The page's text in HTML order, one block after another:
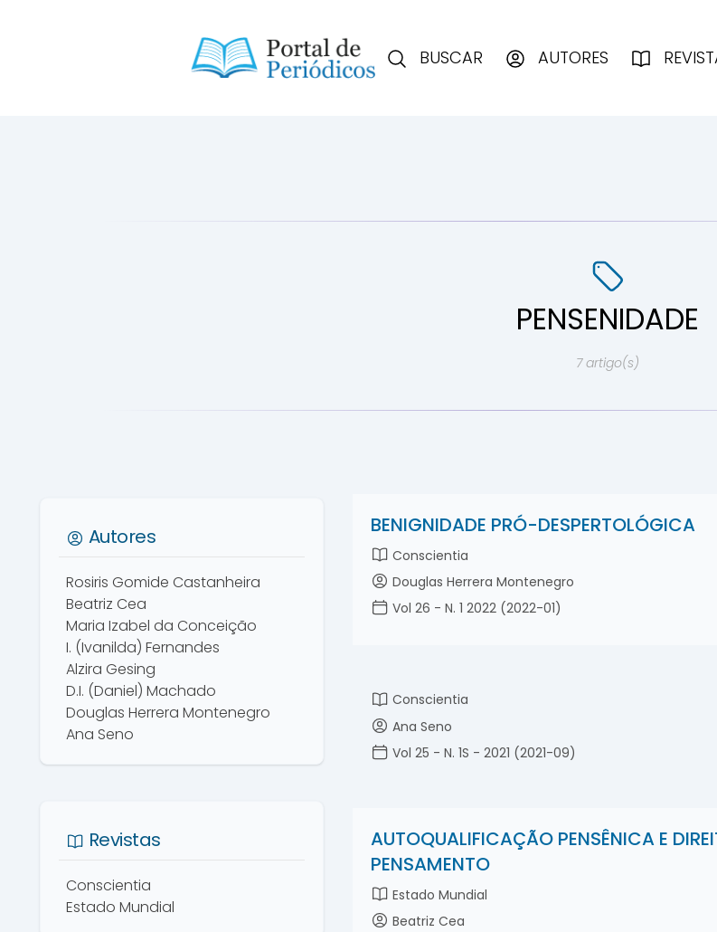
Portal de Periódicos da Conscienciologia
BUSCAR AUTORES
PENSENIDADE
7 artigo(s)
Autores
Rosiris Gomide Castanheira
Beatriz Cea
Maria Izabel da Conceição
I. (Ivanilda) Fernandes
Alzira Gesing
D.I. (Daniel) Machado
Douglas Herrera Montenegro
Ana Seno
Revistas
Conscientia
Estado Mundial
BENIGNIDADE PRÓ-DESPERTOLÓGICA
Conscientia
Douglas Herrera Montenegro
Vol 26 - N. 1 2022 (2022-01)
Conscientia
Ana Seno
Vol 25 - N. 1S - 2021 (2021-09)
AUTOQUALIFICAÇÃO PENSÊNICA E
PENSAMENTO
Estado Mundial
Beatriz Cea